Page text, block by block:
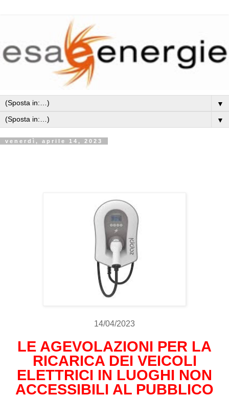
▼
▼
venerdì, aprile 14, 2023
14/04/2023
LE AGEVOLAZIONI PER LA
RICARICA DEI VEICOLI
ELETTRICI IN LUOGHI NON
ACCESSIBILI AL PUBBLICO